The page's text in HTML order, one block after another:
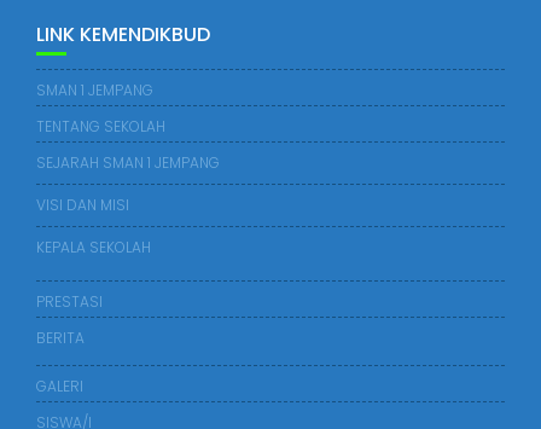
LINK KEMENDIKBUD
SMAN 1 JEMPANG
TENTANG SEKOLAH
SEJARAH SMAN 1 JEMPANG
VISI DAN MISI
KEPALA SEKOLAH
PRESTASI
BERITA
GALERI
SISWA/I